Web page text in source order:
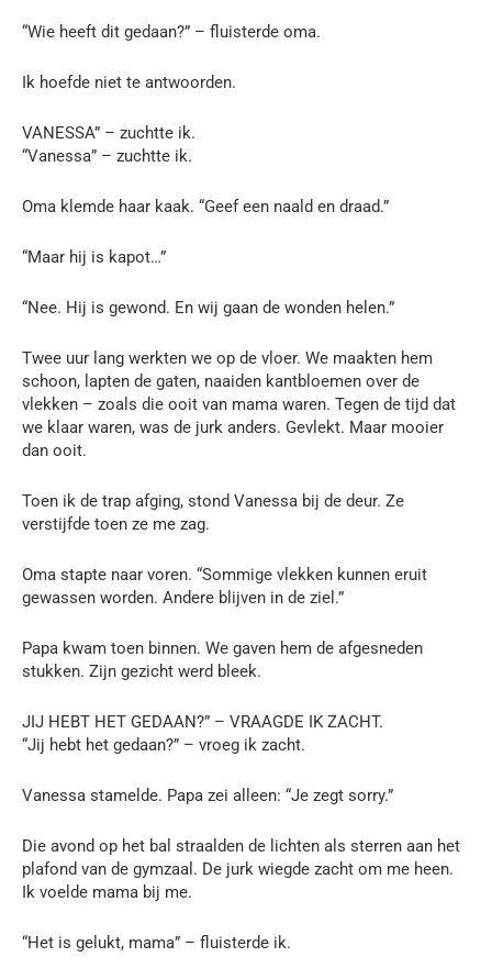
“Wie heeft dit gedaan?” – fluisterde oma.
Ik hoefde niet te antwoorden.
VANESSA” – zuchtte ik.
“Vanessa” – zuchtte ik.
Oma klemde haar kaak. “Geef een naald en draad.”
“Maar hij is kapot…”
“Nee. Hij is gewond. En wij gaan de wonden helen.”
Twee uur lang werkten we op de vloer. We maakten hem
schoon, lapten de gaten, naaiden kantbloemen over de
vlekken – zoals die ooit van mama waren. Tegen de tijd dat
we klaar waren, was de jurk anders. Gevlekt. Maar mooier
dan ooit.
Toen ik de trap afging, stond Vanessa bij de deur. Ze
verstijfde toen ze me zag.
Oma stapte naar voren. “Sommige vlekken kunnen eruit
gewassen worden. Andere blijven in de ziel.”
Papa kwam toen binnen. We gaven hem de afgesneden
stukken. Zijn gezicht werd bleek.
JIJ HEBT HET GEDAAN?” – VRAAGDE IK ZACHT.
“Jij hebt het gedaan?” – vroeg ik zacht.
Vanessa stamelde. Papa zei alleen: “Je zegt sorry.”
Die avond op het bal straalden de lichten als sterren aan het
plafond van de gymzaal. De jurk wiegde zacht om me heen.
Ik voelde mama bij me.
“Het is gelukt, mama” – fluisterde ik.